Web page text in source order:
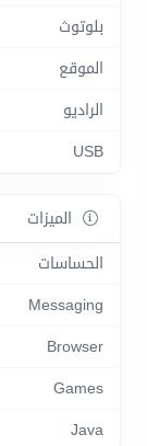
بلوتوث
الموقع
الراديو
USB
الميزات
الحساسات
Messaging
Browser
Games
Java